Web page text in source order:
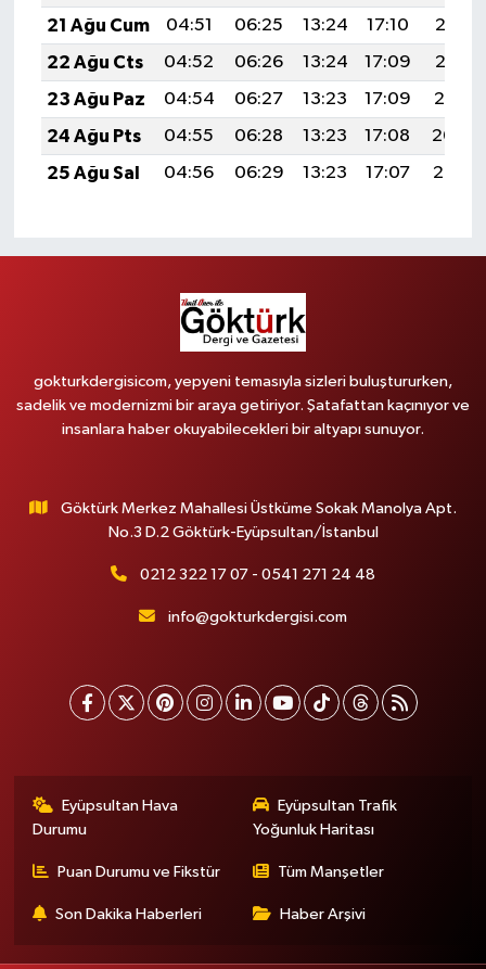
21 Ağu Cum
04:51 06:25 13:24 17:10
20:13
22 Ağu Cts
04:52 06:26 13:24 17:09
20:12
23 Ağu Paz
04:54 06:27 13:23 17:09
20:10
24 Ağu Pts
04:55 06:28 13:23 17:08
20:09
25 Ağu Sal
04:56 06:29 13:23 17:07 20:07
gokturkdergisicom, yepyeni temasıyla sizleri buluştururken,
sadelik ve modernizmi bir araya getiriyor. Şatafattan kaçınıyor ve
insanlara haber okuyabilecekleri bir altyapı sunuyor.
Göktürk Merkez Mahallesi Üstküme Sokak Manolya Apt.
No.3 D.2 Göktürk-Eyüpsultan/İstanbul
0212 322 17 07 - 0541 271 24 48
info@gokturkdergisi.com
Eyüpsultan Hava
Durumu
Eyüpsultan Trafik
Yoğunluk Haritası
Puan Durumu ve Fikstür Tüm Manşetler
Son Dakika Haberleri Haber Arşivi